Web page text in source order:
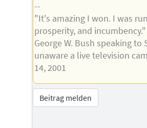
--
"It's amazing I won. I was
prosperity, and incumbency."
George W. Bush speaking
unaware a live television
14, 2001
Beitrag melden